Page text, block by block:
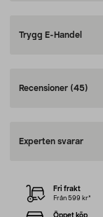
Trygg E-Handel
Recensioner (45)
Experten svarar
Fri frakt
Från 599 kr*
Öppet köp